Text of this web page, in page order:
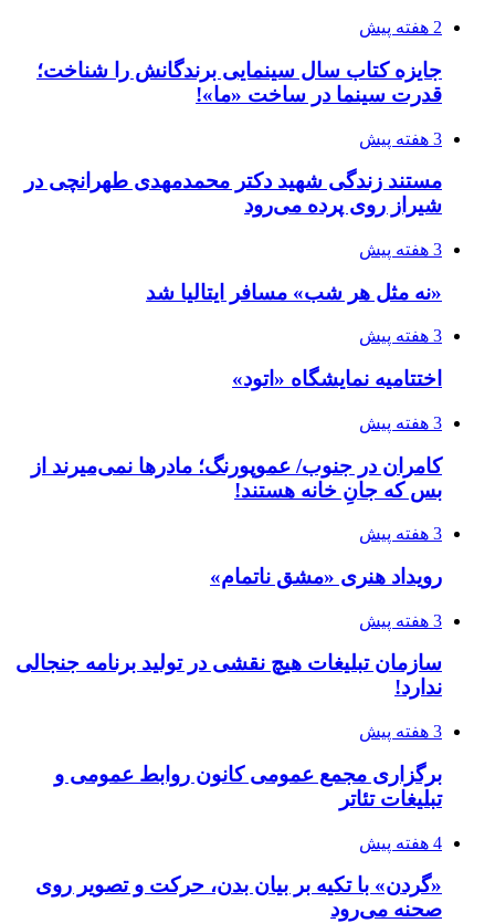
2 هفته پیش
جایزه کتاب سال سینمایی برندگانش را شناخت؛
قدرت سینما در ساخت «ما»!
3 هفته پیش
مستند زندگی شهید دکتر محمدمهدی طهرانچی در
شیراز روی پرده می‌رود
3 هفته پیش
«نه مثل هر شب» مسافر ایتالیا شد
3 هفته پیش
اختتامیه نمایشگاه «اتود»
3 هفته پیش
کامران در جنوب/ عموپورنگ؛ مادرها نمی‌میرند از
بس که جانِ خانه هستند!
3 هفته پیش
رویداد هنری «مشق ناتمام»
3 هفته پیش
سازمان تبلیغات هیچ نقشی در تولید برنامه جنجالی
ندارد!
3 هفته پیش
برگزاری مجمع عمومی کانون روابط عمومی و
تبلیغات تئاتر
4 هفته پیش
«گردن» با تکیه بر بیان بدن، حرکت و تصویر روی
صحنه می‌رود